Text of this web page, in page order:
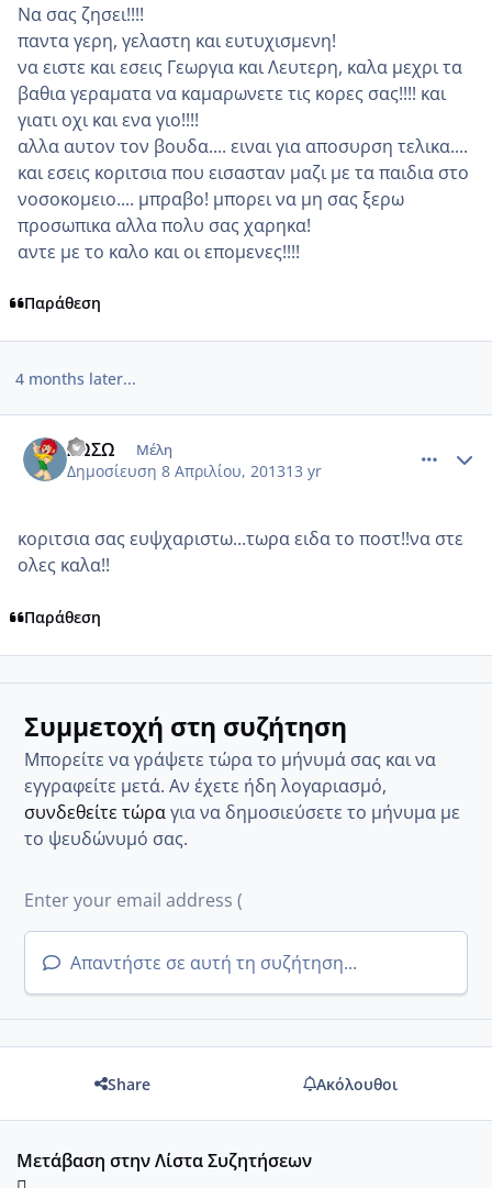
Να σας ζησει!!!!
παντα γερη, γελαστη και ευτυχισμενη!
να ειστε και εσεις Γεωργια και Λευτερη, καλα μεχρι τα
βαθια γεραματα να καμαρωνετε τις κορες σας!!!! και
γιατι οχι και ενα γιο!!!!
αλλα αυτον τον βουδα.... ειναι για αποσυρση τελικα....
και εσεις κοριτσια που εισασταν μαζι με τα παιδια στο
νοσοκομειο.... μπραβο! μπορει να μη σας ξερω
προσωπικα αλλα πολυ σας χαρηκα!
αντε με το καλο και οι επομενες!!!!
Παράθεση
4 months later...
ΣΩΣΩ Μέλη
Δημοσίευση 8 Απριλίου, 201313 yr
κοριτσια σας ευψχαριστω...τωρα ειδα το ποστ!!να στε
ολες καλα!!
Παράθεση
Συμμετοχή στη συζήτηση
Μπορείτε να γράψετε τώρα το μήνυμά σας και να
εγγραφείτε μετά. Αν έχετε ήδη λογαριασμό,
συνδεθείτε τώραγια να δημοσιεύσετε το μήνυμα με
το ψευδώνυμό σας.
Απαντήστε σε αυτή τη συζήτηση...
Share Ακόλουθοι
Μετάβαση στην Λίστα Συζητήσεων